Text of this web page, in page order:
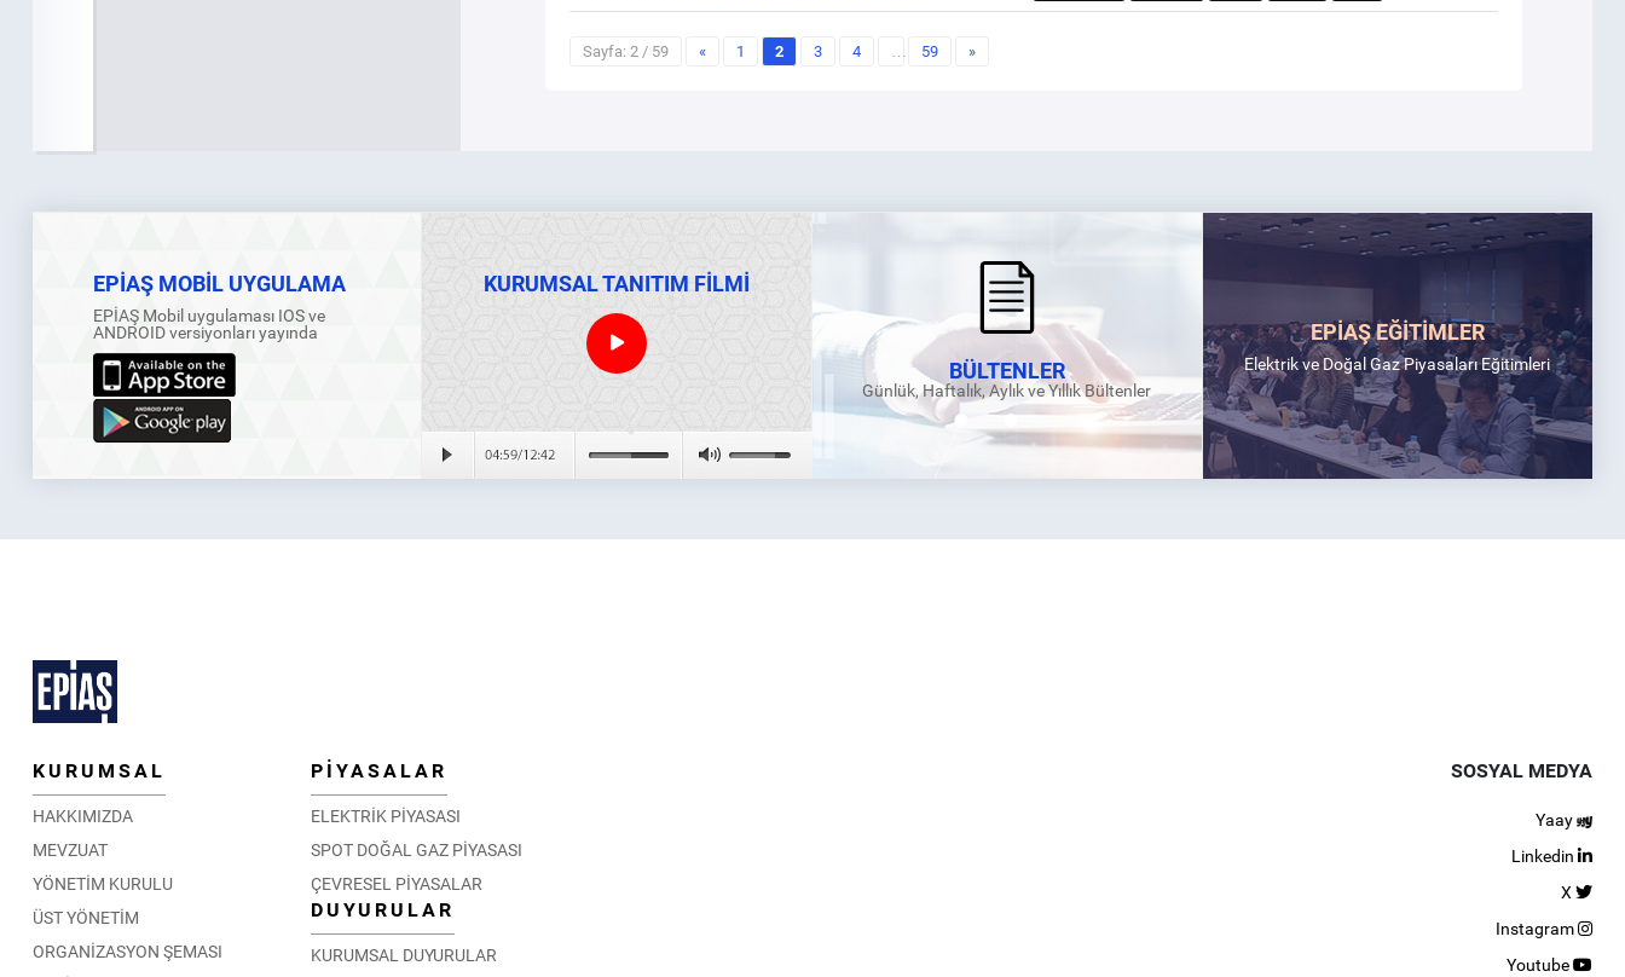
Sayfa: 2 / 59 « 1 2 3 4 … 59 »
EPİAŞ MOBİL UYGULAMA
EPİAŞ Mobil uygulaması IOS ve
ANDROID versiyonları yayında
KURUMSAL TANITIM FİLMİ
BÜLTENLER
Günlük, Haftalık, Aylık ve Yıllık Bültenler
EPİAŞ EĞİTİMLER
Elektrik ve Doğal Gaz Piyasaları Eğitimleri
KURUMSAL
HAKKIMIZDA
MEVZUAT
YÖNETİM KURULU
ÜST YÖNETİM
ORGANİZASYON ŞEMASI
PİYASALAR
ELEKTRİK PİYASASI
SPOT DOĞAL GAZ PİYASASI
ÇEVRESEL PİYASALAR
DUYURULAR
KURUMSAL DUYURULAR
SOSYAL MEDYA
Yaay
Linkedin
X
Instagram
Youtube